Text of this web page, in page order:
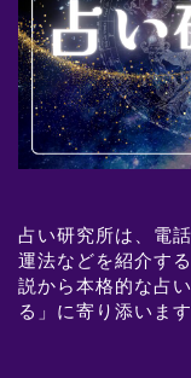
占い研究所は、電
運法などを紹介す
説から本格的な占
る」に寄り添います